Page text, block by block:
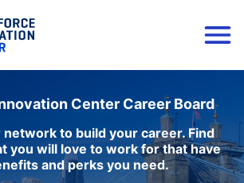
Center Career Board
network to build your career. Find
you will love to work for that have
and perks you need.